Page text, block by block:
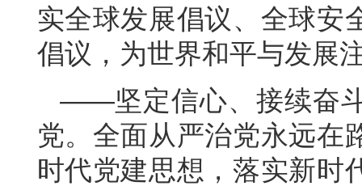
实全球发展倡议、全球安
倡议，为世界和平与发展
——坚定信心、接续奋
党。全面从严治党永远在
时代党建思想，落实新时